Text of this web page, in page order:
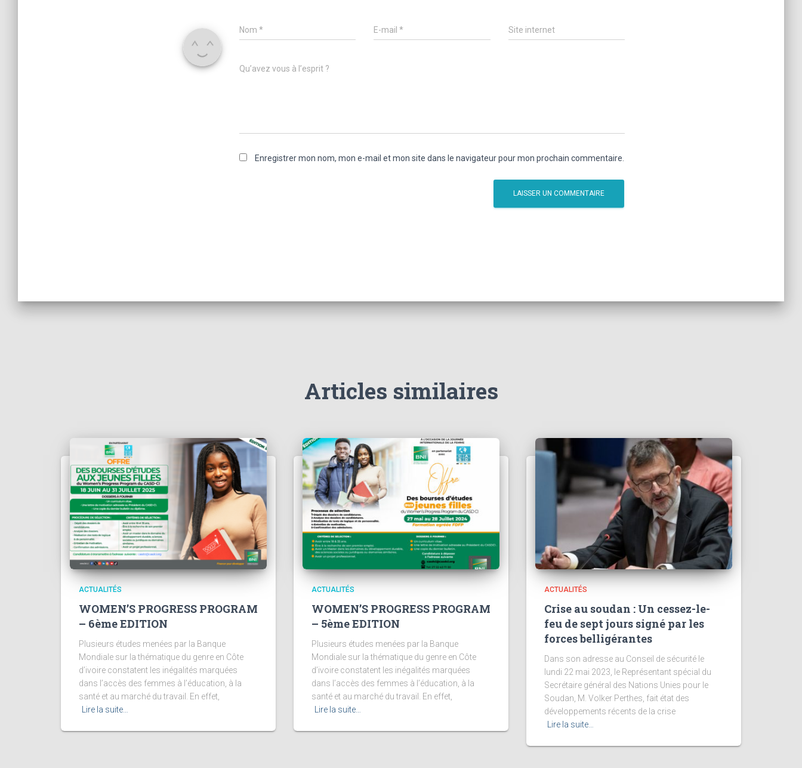
Nom * E-mail* Site internet
Qu’avez vous à l’esprit ?
Enregistrer mon nom, mon e-mail et mon site dans le navigateur pour mon prochain commentaire.
Articles similaires
ACTUALITÉS
WOMEN’S PROGRESS PROGRAM
– 6ème EDITION
Plusieurs études menées par la Banque
Mondiale sur la thématique du genre en Côte
d’ivoire constatent les inégalités marquées
dans l’accès des femmes à l’éducation, à la
santé et au marché du travail. En effet,
Lire la suite…
ACTUALITÉS
WOMEN’S PROGRESS PROGRAM
– 5ème EDITION
Plusieurs études menées par la Banque
Mondiale sur la thématique du genre en Côte
d’ivoire constatent les inégalités marquées
dans l’accès des femmes à l’éducation, à la
santé et au marché du travail. En effet,
Lire la suite…
ACTUALITÉS
Crise au soudan : Un cessez-le-
feu de sept jours signé par les
forces belligérantes
Dans son adresse au Conseil de sécurité le
lundi 22 mai 2023, le Représentant spécial du
Secrétaire général des Nations Unies pour le
Soudan, M. Volker Perthes, fait état des
développements récents de la crise
Lire la suite…